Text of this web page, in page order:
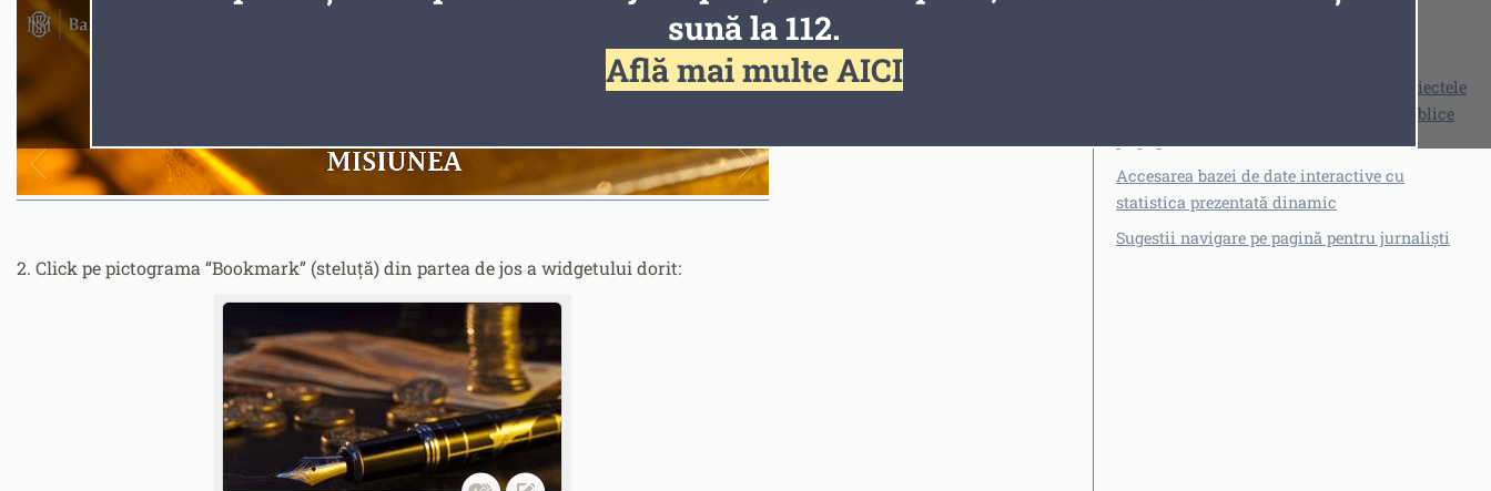
Fonturi Cursor
sună la 112.
Află mai multe AICI
2. Click pe pictograma “Bookmark” (steluță) din partea de jos a widgetului dorit:
Înaintarea propunerilor cu privire la proiectele
actelor normative supuse consultării publice
Accesarea bazei de date interactive cu
statistica prezentată dinamic
Sugestii navigare pe pagină pentru jurnaliști